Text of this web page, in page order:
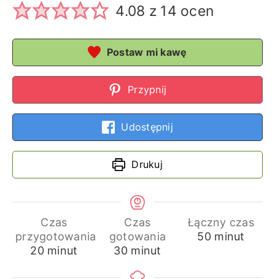
4.08 z 14 ocen
Postaw mi kawę
Przypnij
Udostępnij
Drukuj
Czas
przygotowania
20minuty
minut
Czas
gotowania
30minuty
minut
Łączny czas
50minuty
minut